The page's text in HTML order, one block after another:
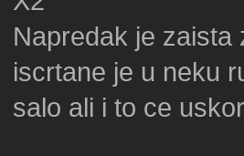
Napredak je zaista
iscrtane je u neku
salo ali i to ce